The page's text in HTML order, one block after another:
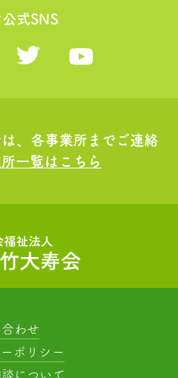
式SNS
、各事業所までご連絡
一覧はこちら
わせ
ポリシー
について